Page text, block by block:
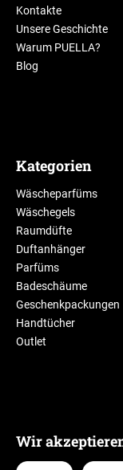
Kontakte
Unsere Geschichte
Warum PUELLA?
Blog
Kategorien
Wäscheparfüms
Wäschegels
Raumdüfte
Duftanhänger
Parfüms
Badeschäume
Geschenkpackungen
Handtücher
Outlet
Wir